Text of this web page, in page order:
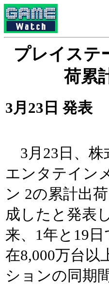
プレイステ
荷累
3月23日 発表
3月23日、株
エンタテイン
ン 2の累計出
成したと発表
来、1年と19
在8,000万台以
ションの同期